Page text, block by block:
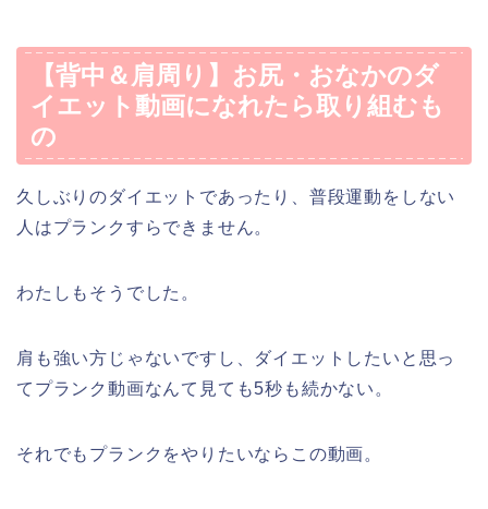
【背中＆肩周り】お尻・おなかのダ
イエット動画になれたら取り組むも
の
久しぶりのダイエットであったり、普段運動をしない
人はプランクすらできません。
わたしもそうでした。
肩も強い方じゃないですし、ダイエットしたいと思っ
てプランク動画なんて見ても5秒も続かない。
それでもプランクをやりたいならこの動画。